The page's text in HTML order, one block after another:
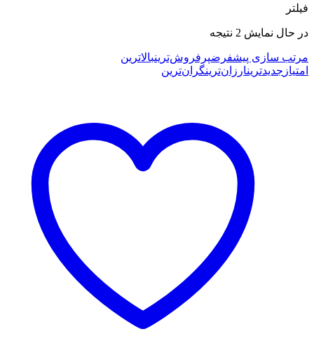
فیلتر
در حال نمایش 2 نتیجه
latestمرتب سازی پیشفرضپرفروش‌ترینبالاترین
امتیاز جدیدترینارزان‌ترینگران‌ترین